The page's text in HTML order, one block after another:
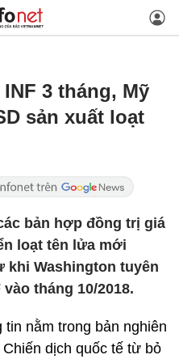
3 tháng, Mỹ
sản xuất loạt
bản hợp đồng trị giá
loạt tên lửa mới
khi Washington tuyên
tháng 10/2018.
nằm trong bản nghiên
dịch quốc tế từ bỏ